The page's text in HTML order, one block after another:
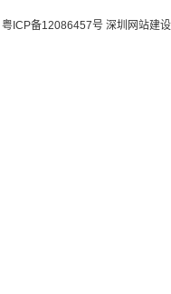
粤ICP备12086457号 深圳网站建设